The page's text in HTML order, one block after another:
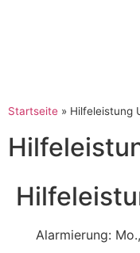
Startseite » Hilfeleistung
Alarmierung: